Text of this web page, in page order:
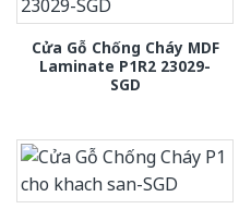
Cửa Gỗ Chống Cháy MDF
Laminate P1R2 23029-
SGD